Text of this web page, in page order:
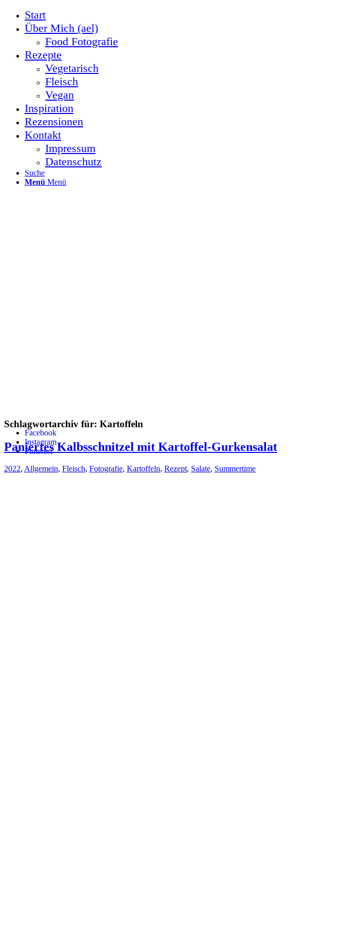
Start
Über Mich (ael)
Food Fotografie
Rezepte
Vegetarisch
Fleisch
Vegan
Inspiration
Rezensionen
Kontakt
Impressum
Datenschutz
Suche
Menü Menü
Facebook
Instagram
Pinterest
Schlagwortarchiv für: Kartoffeln
Paniertes Kalbsschnitzel mit Kartoffel-Gurkensalat
2022, Allgemein, Fleisch, Fotografie, Kartoffeln, Rezept, Salate, Summertime